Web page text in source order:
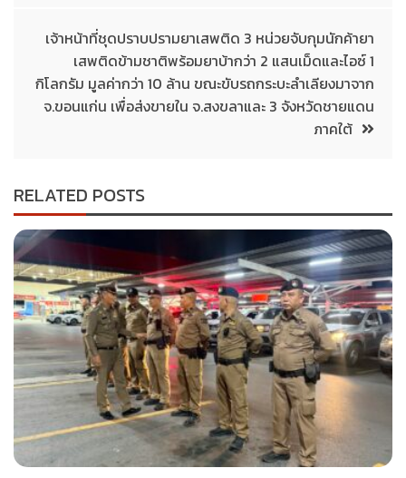
เจ้าหน้าที่ชุดปราบปรามยาเสพติด 3 หน่วยจับกุมนักค้ายา
เสพติดข้ามชาติพร้อมยาบ้ากว่า 2 แสนเม็ดและไอซ์ 1
กิโลกรัม มูลค่ากว่า 10 ล้าน ขณะขับรถกระบะลำเลียงมาจาก
จ.ขอนแก่น เพื่อส่งขายใน จ.สงขลาและ 3 จังหวัดชายแดน
ภาคใต้
RELATED POSTS